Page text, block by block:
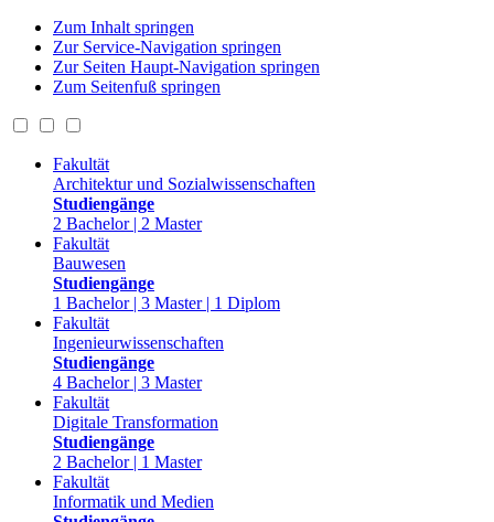
Zum Inhalt springen
Zur Service-Navigation springen
Zur Seiten Haupt-Navigation springen
Zum Seitenfuß springen
Fakultät
Architektur und Sozialwissenschaften
Studiengänge
2 Bachelor | 2 Master
Fakultät
Bauwesen
Studiengänge
1 Bachelor | 3 Master | 1 Diplom
Fakultät
Ingenieurwissenschaften
Studiengänge
4 Bachelor | 3 Master
Fakultät
Digitale Transformation
Studiengänge
2 Bachelor | 1 Master
Fakultät
Informatik und Medien